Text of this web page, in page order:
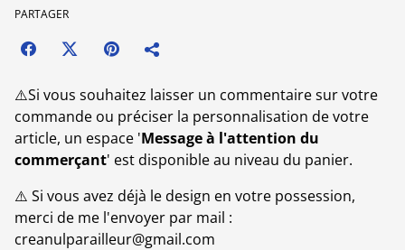
PARTAGER
⚠️Si vous souhaitez laisser un commentaire sur votre
commande ou préciser la personnalisation de votre
article, un espace 'Message à l'attention du
commerçant' est disponible au niveau du panier.
⚠️ Si vous avez déjà le design en votre possession,
merci de me l'envoyer par mail :
creanulparailleur@gmail.com